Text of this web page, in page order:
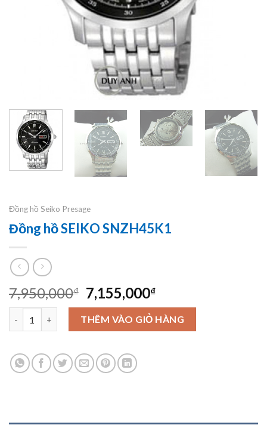
Đồng hồ Seiko Presage
Đồng hồ SEIKO SNZH45K1
7,950,000₫ Original
price
was:
7,950,000₫.
7,155,000₫Current
price
is:
7,155,000₫.
Đồng hồ SEIKO SNZH45K1 số lượng
THÊM VÀO GIỎ HÀNG